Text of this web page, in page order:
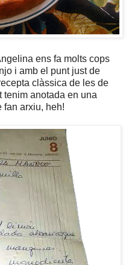
ens fa molts cops
i amb el punt just de
clàssica de les de
tenim anotada en una
fan arxiu, heh!